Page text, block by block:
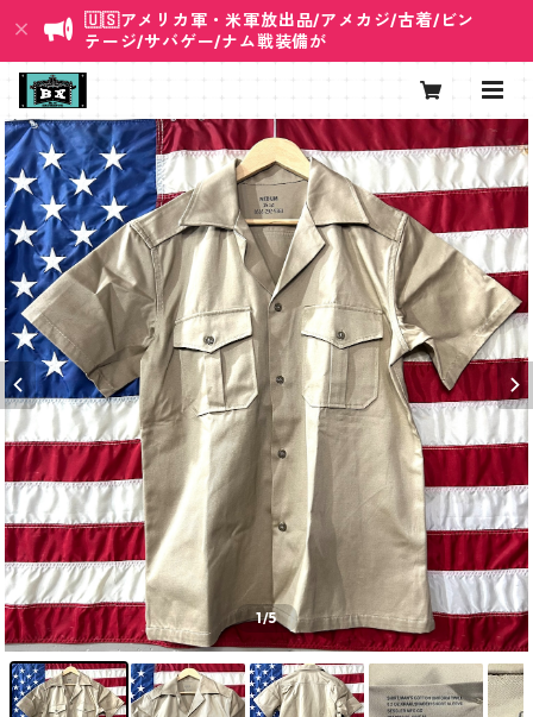
🇺🇸アメリカ軍・米軍放出品/アメカジ/古着/ビン
テージ/サバゲー/ナム戦装備が
1/5